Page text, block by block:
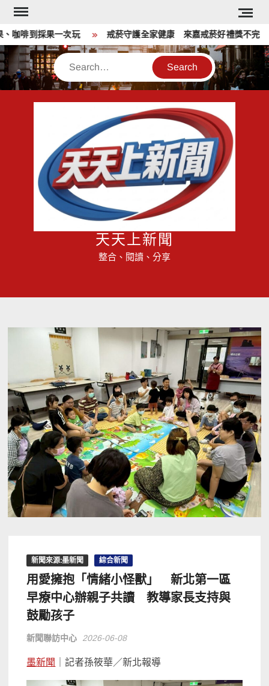
Skip
content
到採果一次玩 戒菸守護全家健康 來嘉戒菸好禮獎不完
Search
天天上新聞
整合、閱讀、分享
新聞來源:墨新聞 綜合新聞
用愛擁抱「情緒小怪獸」 新北第一區
早療中心辦親子共讀 教導家長支持與
鼓勵孩子
新聞聯訪中心 2026-06-08
墨新聞 ｜記者孫筱華／新北報導